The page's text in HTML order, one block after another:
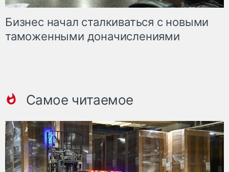
Бизнес начал сталкиваться с новыми
таможенными доначислениями
Самое читаемое